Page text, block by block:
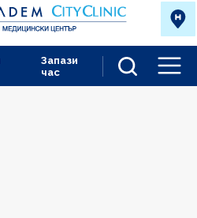
Запази
час